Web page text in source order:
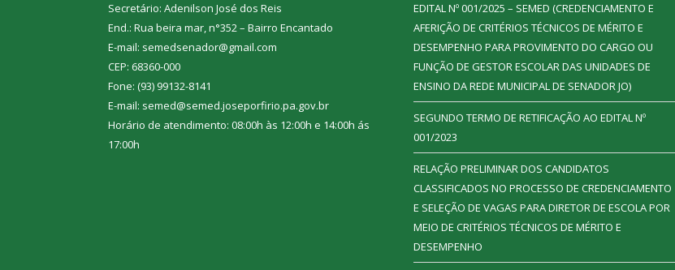
Secretário: Adenilson José dos Reis
End.: Rua beira mar, n°352 – Bairro Encantado
E-mail: semedsenador@gmail.com
CEP: 68360-000
Fone: (93) 99132-8141
E-mail: semed@semed.joseporfirio.pa.gov.br
Horário de atendimento: 08:00h às 12:00h e 14:00h ás
17:00h
EDITAL Nº 001/2025 – SEMED (CREDENCIAMENTO E
AFERIÇÃO DE CRITÉRIOS TÉCNICOS DE MÉRITO E
DESEMPENHO PARA PROVIMENTO DO CARGO OU
FUNÇÃO DE GESTOR ESCOLAR DAS UNIDADES DE
ENSINO DA REDE MUNICIPAL DE SENADOR JO)
SEGUNDO TERMO DE RETIFICAÇÃO AO EDITAL Nº
001/2023
RELAÇÃO PRELIMINAR DOS CANDIDATOS
CLASSIFICADOS NO PROCESSO DE CREDENCIAMENTO
E SELEÇÃO DE VAGAS PARA DIRETOR DE ESCOLA POR
MEIO DE CRITÉRIOS TÉCNICOS DE MÉRITO E
DESEMPENHO